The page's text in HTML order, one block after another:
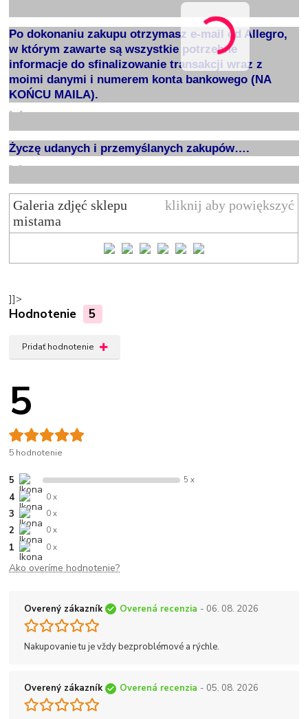
Po dokonaniu zakupu otrzymasz e-mail od Allegro,
w którym zawarte są wszystkie potrzebne
informacje do sfinalizowanie transakcji wraz z
moimi danymi i numerem konta bankowego (NA
KOŃCU MAILA).
X
Życzę udanych i przemyślanych zakupów….
X
kliknij aby powiększyć
Galeria zdjęć sklepu
mistama
]]>
Hodnotenie 5
Pridať hodnotenie
5
5 hodnotenie
5 5 x
4 0 x
3 0 x
2 0 x
1 0 x
Ako overíme hodnotenie?
Overený zákazník Overená recenzia - 06. 08. 2026
Nakupovanie tu je vždy bezproblémové a rýchle.
Overený zákazník Overená recenzia - 05. 08. 2026